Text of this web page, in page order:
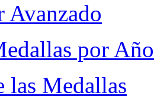
Avanzado
por Año
las Medallas